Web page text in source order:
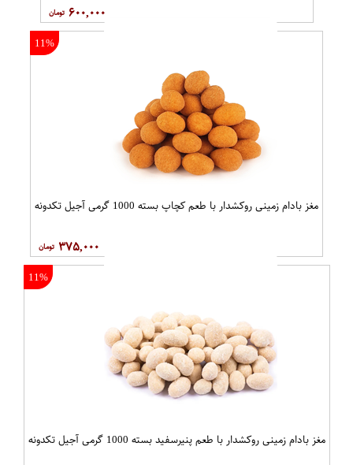
۶۰۰,۰۰۰
11%
مغز بادام زمینی روکشدار با طعم کچاپ بسته 1000 گرمی آجیل تکدونه
۳۷۵,۰۰۰
11%
مغز بادام زمینی روکشدار با طعم پنیرسفید بسته 1000 گرمی آجیل تکدونه